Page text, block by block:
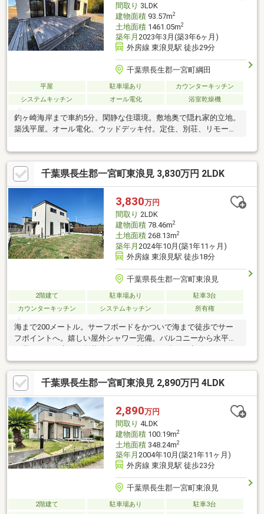
間取り 3LDK
建物面積93.57m2
土地面積1461.05m2
築年月 2023年3月(築3年6ヶ月)
外房線 東浪見駅 徒歩29分
千葉県長生郡一宮町綱田
平屋 駐車場あり
カウンターキッチン
システムキッチン
オール電化 浴室乾燥機
釣ヶ崎海岸まで車約5分。閑静な住環境。敷地奥で隠れ家的立地。
築浅平屋。オール電化、ウッドデッキ付。定住、別荘、リモート
千葉県長生郡一宮町東浪見 3,830万円 2LDK
3,830万円
間取り 2LDK
建物面積78.46m2
土地面積268.13m2
築年月 2024年10月(築1年11ヶ月)
外房線 東浪見駅 徒歩18分
千葉県長生郡一宮町東浪見
2階建て 駐車場あり
駐車3台
カウンターキッチン
システムキッチン 所有権
海まで200メートル。サーフボードをかついで海まで徒歩でサー
フポイントへ。嬉しい屋外シャワー完備。バルコニーから水平線
が見えます。定住・別荘使用に。２棟並びの南側の新築です。
千葉県長生郡一宮町東浪見 2,890万円 4LDK
2,890万円
間取り 4LDK
建物面積100.19m2
土地面積348.24m2
築年月 2004年10月(築21年11ヶ月)
外房線 東浪見駅 徒歩23分
千葉県長生郡一宮町東浪見
2階建て 駐車場あり
駐車3台